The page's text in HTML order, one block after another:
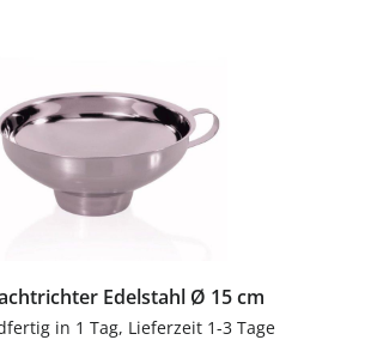
Edelstahl Ø 15 cm
in 1 Tag, Lieferzeit 1-3 Tage